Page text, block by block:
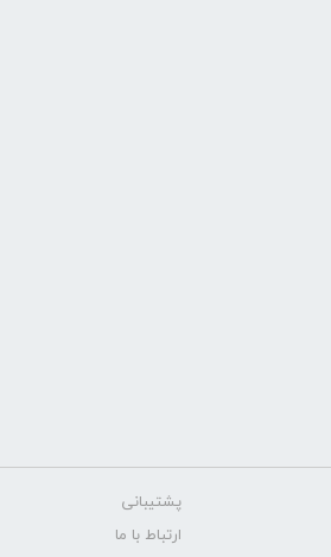
پشتیبانی
ارتباط با ما